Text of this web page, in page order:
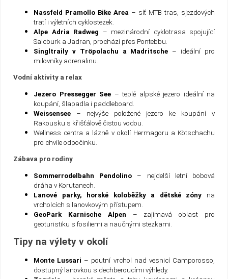
Nassfeld Pramollo Bike Area – síť MTB tras, sjezdových
tratí i výletních cyklostezek.
Alpe Adria Radweg – mezinárodní cyklotrasa spojující
Salcburk a Jadran, prochází přes Pontebbu.
Singltraily v Tröpolachu a Madritsche – ideální pro
milovníky adrenalinu.
Vodní aktivity a relax
Jezero Pressegger See – teplé alpské jezero ideální na
koupání, šlapadla i paddleboard.
Weissensee – nejvýše položené jezero ke koupání v
Rakousku s křišťálově čistou vodou.
Wellness centra a lázně v okolí Hermagoru a Kötschachu
pro chvíle odpočinku.
Zábava pro rodiny
Sommerrodelbahn Pendolino – nejdelší letní bobová
dráha v Korutanech.
Lanové parky, horské koloběžky a dětské zóny na
vrcholcích s lanovkovým přístupem.
GeoPark Karnische Alpen – zajímavá oblast pro
geoturistiku s fosiliemi a naučnými stezkami.
Tipy na výlety v okolí
Monte Lussari – poutní vrchol nad vesnicí Camporosso,
dostupný lanovkou s dechberoucími výhledy.